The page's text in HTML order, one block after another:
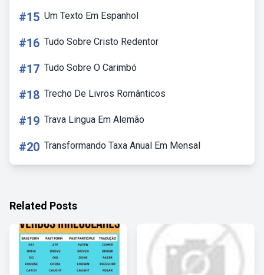
#15 Um Texto Em Espanhol
#16 Tudo Sobre Cristo Redentor
#17 Tudo Sobre O Carimbó
#18 Trecho De Livros Românticos
#19 Trava Lingua Em Alemão
#20 Transformando Taxa Anual Em Mensal
Related Posts